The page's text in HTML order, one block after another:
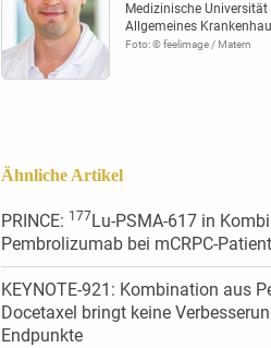
Medizinische Universität
Allgemeines
Foto: © feelimage / Matern
Ähnliche Artikel
PRINCE: 177Lu-PSMA-617 in
Pembrolizumab bei mCRPC-
KEYNOTE-921: Kombination aus
Docetaxel bringt keine
Endpunkte